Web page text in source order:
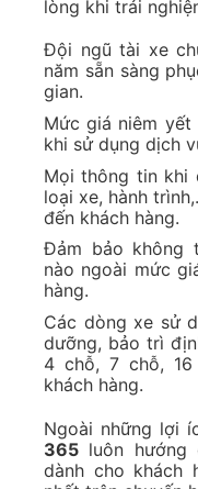
Kinh nghiệm đi
mức phí đúng và
Sau đây, chúng
nghiệm quý giá
Hóa thêm phần
nhé:
1. Kiểm tra quãng
Chỉ với một
mạng internet,
quãng đường mà
Hóa một cách
đảm bảo mình
nhé.
2. Nên trả giá trước